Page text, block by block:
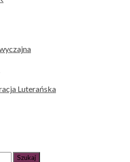
Luterańska